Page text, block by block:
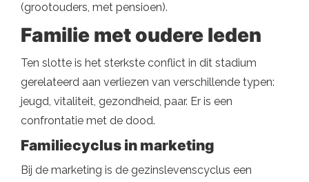
(grootouders, met pensioen).
Familie met oudere leden
Ten slotte is het sterkste conflict in dit stadium
gerelateerd aan verliezen van verschillende typen:
jeugd, vitaliteit, gezondheid, paar. Er is een
confrontatie met de dood.
Familiecyclus in marketing
Bij de marketing is de gezinslevenscyclus een